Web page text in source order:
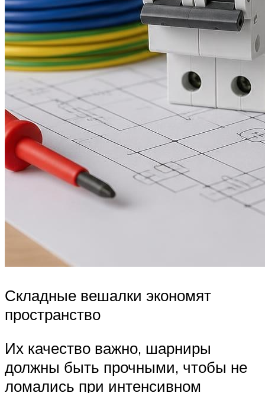
Складные вешалки экономят
пространство
Их качество важно, шарниры
должны быть прочными, чтобы не
ломались при интенсивном